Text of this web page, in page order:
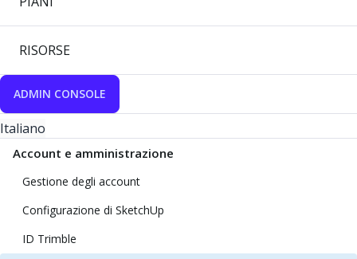
RISORSE
ADMIN CONSOLE
Italiano
Account e amministrazione
Gestione degli account
Configurazione di SketchUp
ID Trimble